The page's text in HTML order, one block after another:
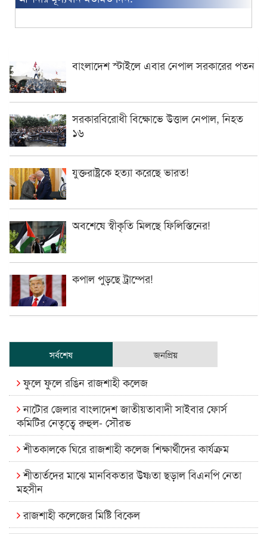
বাংলাদেশ স্টাইলে এবার নেপাল সরকারের পতন
সরকারবিরোধী বিক্ষোভে উত্তাল নেপাল, নিহত
১৬
যুক্তরাষ্ট্রকে হত্যা করেছে ভারত!
অবশেষে স্বীকৃতি মিলছে ফিলিস্তিনের!
কপাল পুড়ছে ট্রাম্পের!
সর্বশেষ জনপ্রিয়
ফুলে ফুলে রঙিন রাজশাহী কলেজ
নাটোর জেলার বাংলাদেশ জাতীয়তাবাদী সাইবার ফোর্স
কমিটির নেতৃত্বে রুহুল- সৌরভ
শীতকালকে ঘিরে রাজশাহী কলেজ শিক্ষার্থীদের কার্যক্রম
শীতার্তদের মাঝে মানবিকতার উষ্ণতা ছড়াল বিএনপি নেতা
মহসীন
রাজশাহী কলেজের মিষ্টি বিকেল